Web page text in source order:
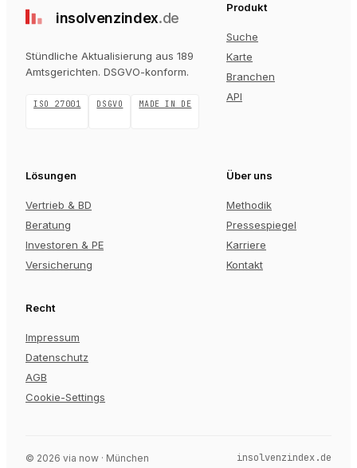
insolvenzindex.de
Stündliche Aktualisierung aus 189
Amtsgerichten. DSGVO-konform.
ISO 27001 DSGVO MADE IN DE
Produkt
Suche
Karte
Branchen
API
Lösungen
Vertrieb & BD
Beratung
Investoren & PE
Versicherung
Über uns
Methodik
Pressespiegel
Karriere
Kontakt
Recht
Impressum
Datenschutz
AGB
Cookie-Settings
© 2026 via now · München insolvenzindex.de